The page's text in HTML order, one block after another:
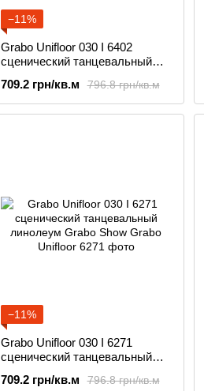
−11%
Grabo Unifloor 030 I 6402
сценический танцевальный
796.8 грн/кв.м
709.2 грн/кв.м
−11%
Grabo Unifloor 030 I 6271
сценический танцевальный
796.8 грн/кв.м
709.2 грн/кв.м